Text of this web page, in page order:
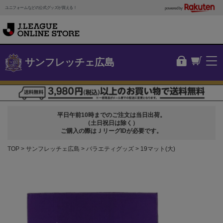
ユニフォームなどの公式グッズが買える！ powered by
サンフレッチェ広島
平日午前10時までのご注文は当日出荷。
（土日祝日は除く）
ご購入の際はＪリーグIDが必要です。
TOP サンフレッチェ広島 バラエティグッズ 19マット(大)